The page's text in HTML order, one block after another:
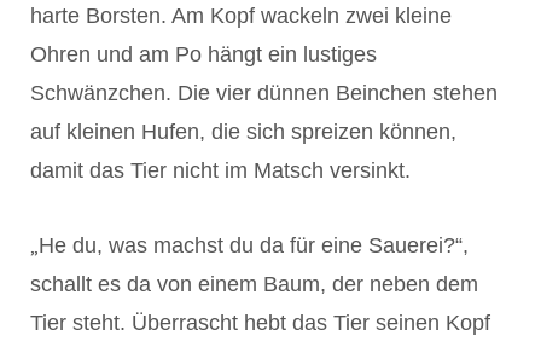
harte Borsten. Am Kopf wackeln zwei kleine
Ohren und am Po hängt ein lustiges
Schwänzchen. Die vier dünnen Beinchen stehen
auf kleinen Hufen, die sich spreizen können,
damit das Tier nicht im Matsch versinkt.
He du, was machst du da für eine Sauerei?“,
schallt es da von einem Baum, der neben dem
Tier steht. Überrascht hebt das Tier seinen Kopf